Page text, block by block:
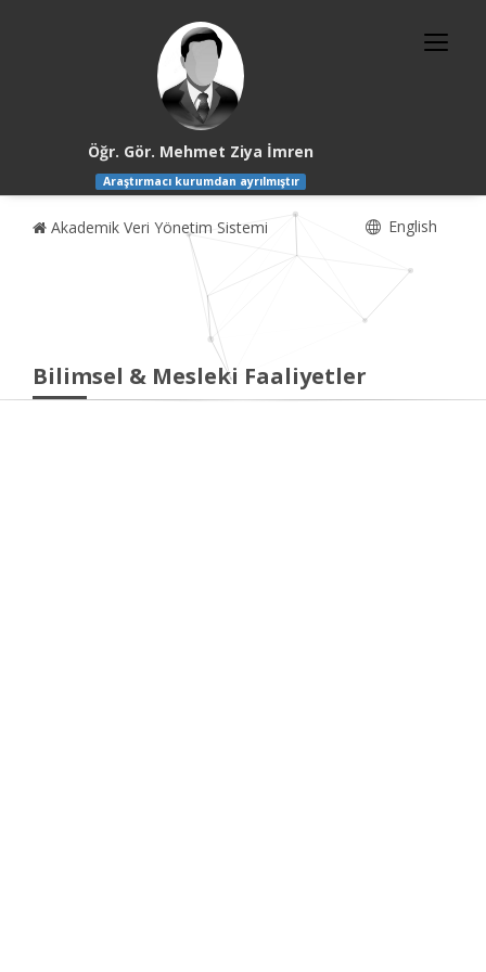
Öğr. Gör. Mehmet Ziya İmren
Araştırmacı kurumdan ayrılmıştır
Akademik Veri Yönetim Sistemi English
Bilimsel & Mesleki Faaliyetler